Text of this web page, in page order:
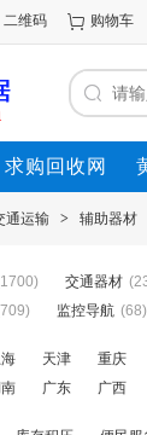
二维码 购物车
求购回收网
通运输 > 辅助器材
交通器材
监控导航 (68)
天津 重庆
广东 广西